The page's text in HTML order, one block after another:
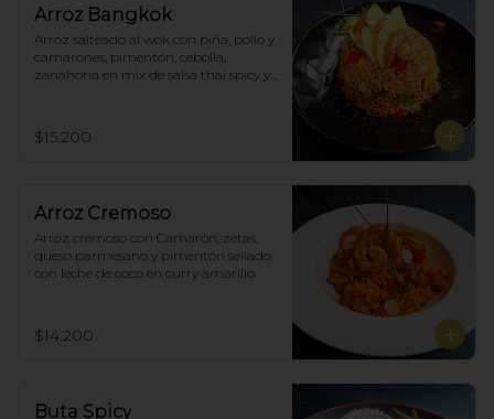
Arroz Bangkok
Arroz salteado al wok con piña, pollo y
camarones, pimentón, cebolla,
zanahoria en mix de salsa thai spicy y
$15.200
Arroz Cremoso
Arroz cremoso con Camarón, zetas,
queso parmesano y pimentón sellado
con leche de coco en curry amarillo.
$14.200
Buta Spicy